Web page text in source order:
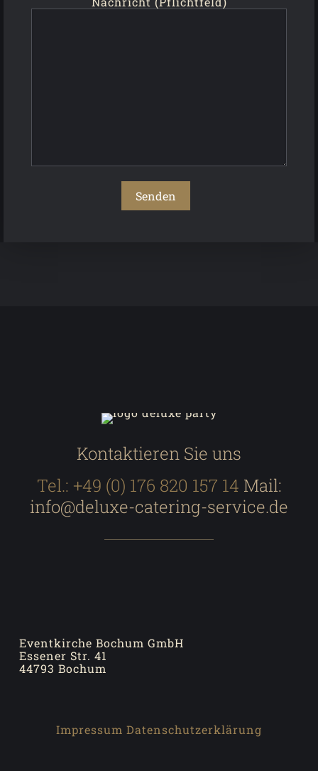
Kontaktieren Sie uns
Tel.: +49 (0) 176 820 157 14 Mail:
info@deluxe-catering-service.de
Eventkirche Bochum GmbH
Essener Str. 41
44793 Bochum
Impressum Datenschutzerklärung